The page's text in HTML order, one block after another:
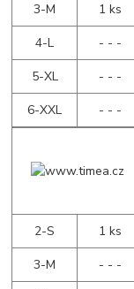
3-M
1 ks
4-L
- - -
5-XL
- - -
6-XXL
- - -
2-S
1 ks
3-M
- - -